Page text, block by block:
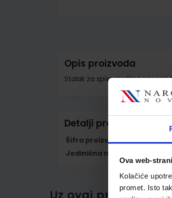
Ova web-
Kolačiće
promet. Isto
gallery
Opis proizvoda
Stalak za spise Herlitz
Detalji proizvoda
Šifra proizvoda
Jedinična mjera